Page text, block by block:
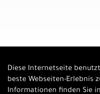
Diese Internetseite
beste Webseiten-Erlebnis
Informationen finden Sie